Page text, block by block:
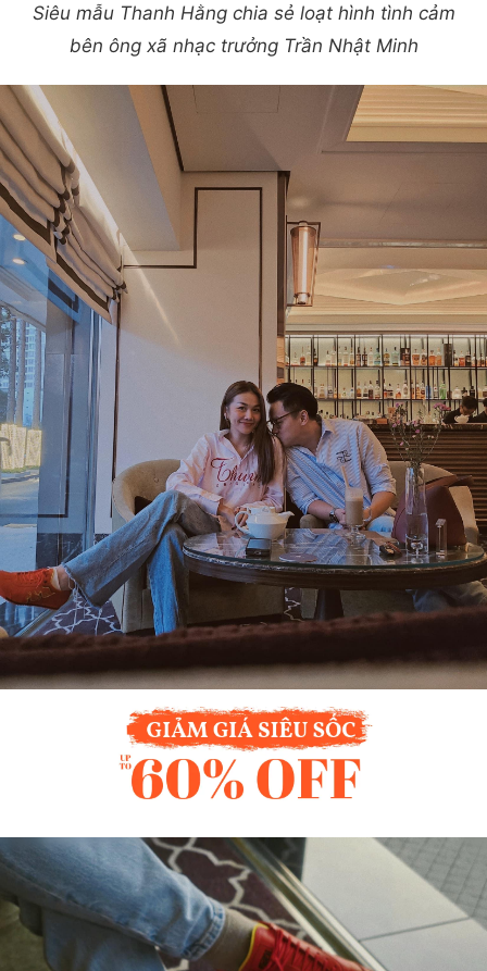
Siêu mẫu Thanh Hằng chia sẻ loạt hình tình cảm
bên ông xã nhạc trưởng Trần Nhật Minh